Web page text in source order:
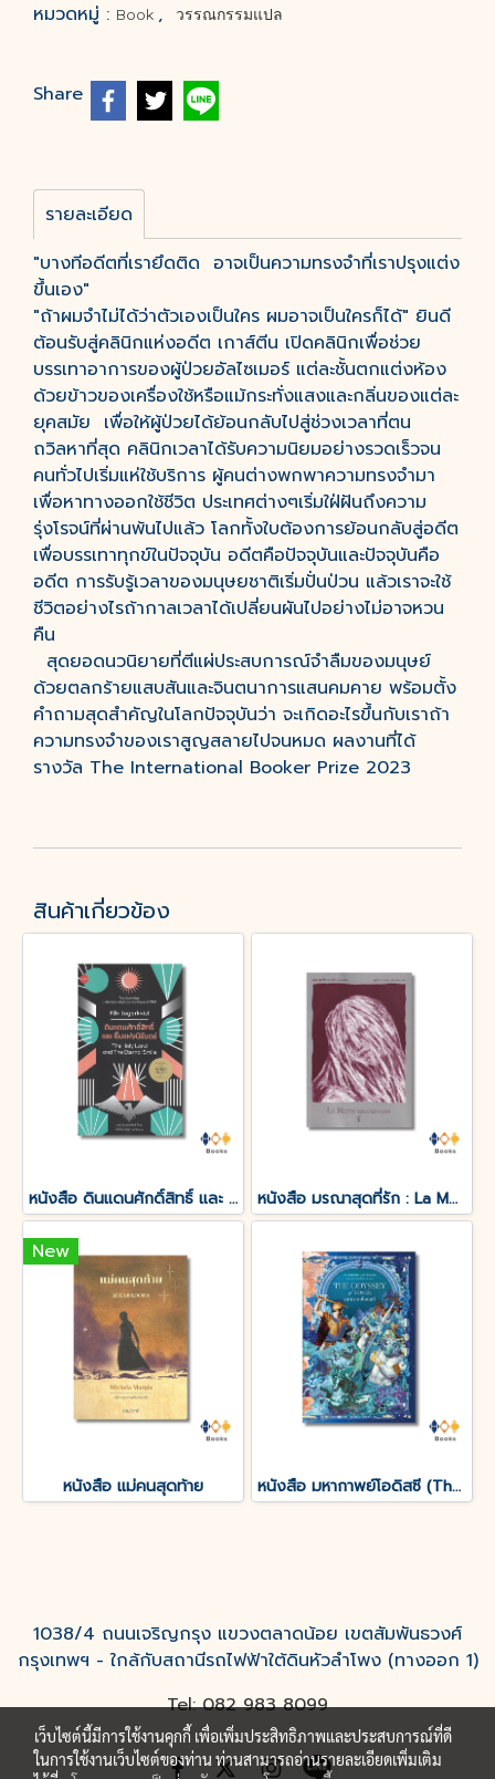
หมวดหมู่ : Book , วรรณกรรมแปล
Share
รายละเอียด
"บางทีอดีตที่เรายึดติด อาจเป็นความทรงจำที่เราปรุงแต่ง
ขึ้นเอง"
"ถ้าผมจำไม่ได้ว่าตัวเองเป็นใคร ผมอาจเป็นใครก็ได้" ยินดี
ต้อนรับสู่คลินิกแห่งอดีต เกาส์ตีน เปิดคลินิกเพื่อช่วย
บรรเทาอาการของผู้ป่วยอัลไซเมอร์ แต่ละชั้นตกแต่งห้อง
ด้วยข้าวของเครื่องใช้หรือแม้กระทั่งแสงและกลิ่นของแต่ละ
ยุคสมัย เพื่อให้ผู้ป่วยได้ย้อนกลับไปสู่ช่วงเวลาที่ตน
ถวิลหาที่สุด คลินิกเวลาได้รับความนิยมอย่างรวดเร็วจน
คนทั่วไปเริ่มแห่ใช้บริการ ผู้คนต่างพกพาความทรงจำมา
เพื่อหาทางออกใช้ชีวิต ประเทศต่างๆเริ่มใฝ่ฝันถึงความ
รุ่งโรจน์ที่ผ่านพ้นไปแล้ว โลกทั้งใบต้องการย้อนกลับสู่อดีต
เพื่อบรรเทาทุกข์ในปัจจุบัน อดีตคือปัจจุบันและปัจจุบันคือ
อดีต การรับรู้เวลาของมนุษยชาติเริ่มปั่นป่วน แล้วเราจะใช้
ชีวิตอย่างไรถ้ากาลเวลาได้เปลี่ยนผันไปอย่างไม่อาจหวน
คืน
สุดยอดนวนิยายที่ตีแผ่ประสบการณ์จำลืมของมนุษย์
ด้วยตลกร้ายแสบสันและจินตนาการแสนคมคาย พร้อมตั้ง
คำถามสุดสำคัญในโลกปัจจุบันว่า จะเกิดอะไรขึ้นกับเราถ้า
ความทรงจำของเราสูญสลายไปจนหมด ผลงานที่ได้
รางวัล The International Booker Prize 2023
สินค้าเกี่ยวข้อง
หนังสือ ดินแดนศักดิ์สิทธิ์ และ ยิ้มแห่งนิรันดร์ หนังสือ มรณาสุดที่รัก : La Morte amoureuse
New
หนังสือ แม่คนสุดท้าย หนังสือ มหากาพย์โอดิสซี (The Odyssey of Homer)
1038/4 ถนนเจริญกรุง แขวงตลาดน้อย เขตสัมพันธวงศ์
กรุงเทพฯ - ใกล้กับสถานีรถไฟฟ้าใต้ดินหัวลำโพง (ทางออก 1)
Tel: 082 983 8099
เว็บไซต์นี้มีการใช้งานคุกกี้ เพื่อเพิ่มประสิทธิภาพและประสบการณ์ที่ดี
ในการใช้งานเว็บไซต์ของท่าน ท่านสามารถอ่านรายละเอียดเพิ่มเติม